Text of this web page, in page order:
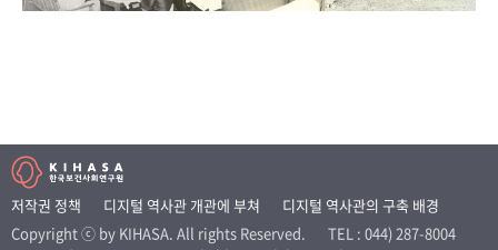
저작권 정책 디지털 역사관 개관에 부쳐
디지털 역사관의 구축 배경
Copyright ⓒ by KIHASA. All rights Reserved.
TEL : 044) 287-8004